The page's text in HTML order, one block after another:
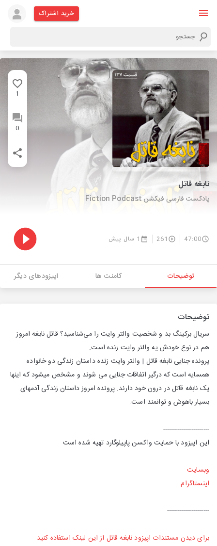
خرید اشتراک
1
0
نابغه قاتل
پادکست فارسی فیکشن Fiction Podcast
47:00
261 1 سال پیش
توضیحات کامنت ها اپیزودهای دیگر
توضیحات
سریال برکینگ بد و شخصیت والتر وایت را می‌شناسید؟ قاتل نابغه امروز
هم در نوع خودش یه والتر وایت زنده است.
پرونده جنایی نابغه قاتل | والتر وایت زنده داستان زندگی دو خانواده
همسایه است که درگیر اتفاقات جنایی می شوند و مشخص میشود که اینها
یک نابغه قاتل در درون خود دارند. پرونده امروز داستان زندگی آدمهای
بسیار باهوش و توانمند است.
-----------------------
این اپیزود با حمایت واکسن پاپیلوگارد تهیه شده است
وبسایت
اینستاگرام
---------------------
برای دیدن مستندات اپیزود نابغه قاتل از این لینک استفاده کنید